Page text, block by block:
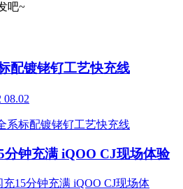
吧~
配镀铑钌工艺快充线
08.02
分钟充满 iQOO CJ现场体验